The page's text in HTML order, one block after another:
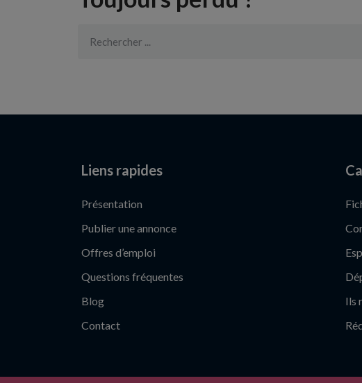
Liens rapides
Présentation
Publier une annonce
Offres d’emploi
Questions fréquentes
Blog
Contact
Ils